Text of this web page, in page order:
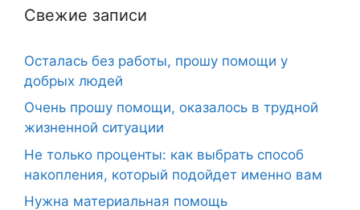
Свежие записи
Осталась без работы, прошу помощи у
добрых людей
Очень прошу помощи, оказалось в трудной
жизненной ситуации
Не только проценты: как выбрать способ
накопления, который подойдет именно вам
Нужна материальная помощь